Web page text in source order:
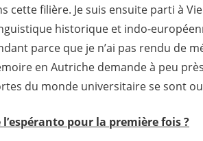
cette filière. Je suis ensuite parti à
historique et indo-
parce que je n’ai pas rendu de
en Autriche demande à peu
du monde universitaire se sont
pour la première fois ?